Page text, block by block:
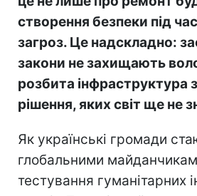
створення безпеки під
загроз. Це надскладно:
закони не захищають
розбита інфраструктура
рішення, яких світ ще не
Як українські громади
глобальними
тестування гуманітарних